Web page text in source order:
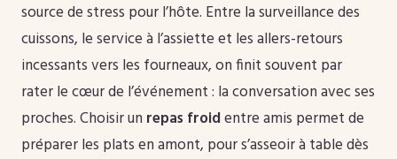
source de stress pour l’hôte. Entre la surveillance des
cuissons, le service à l’assiette et les allers-retours
incessants vers les fourneaux, on finit souvent par
rater le cœur de l’événement : la conversation avec ses
proches. Choisir un repas froidentre amis permet de
préparer les plats en amont, pour s’asseoir à table dès